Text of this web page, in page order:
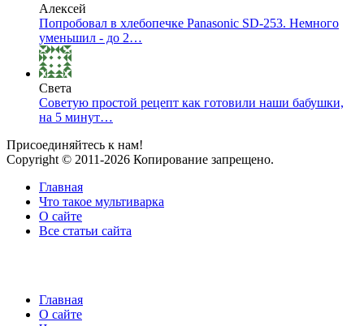
Алексей
Попробовал в хлебопечке Panasonic SD-253. Немного
уменьшил - до 2…
Света
Советую простой рецепт как готовили наши бабушки,
на 5 минут…
Присоединяйтесь к нам!
Copyright © 2011-2026 Копирование запрещено.
Главная
Что такое мультиварка
О сайте
Все статьи сайта
Главная
О сайте